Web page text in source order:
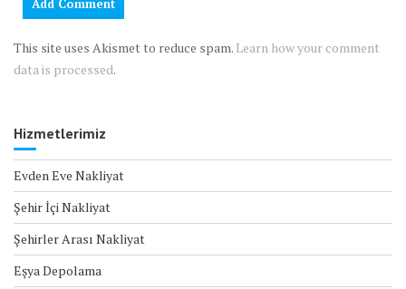
This site uses Akismet to reduce spam. Learn how your comment
data is processed.
Hizmetlerimiz
Evden Eve Nakliyat
Şehir İçi Nakliyat
Şehirler Arası Nakliyat
Eşya Depolama